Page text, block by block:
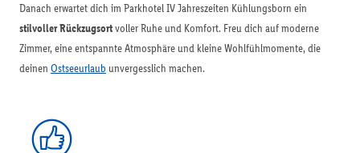
Danach erwartet dich im Parkhotel IV Jahreszeiten Kühlungsborn ein
stilvoller Rückzugsortvoller Ruhe und Komfort. Freu dich auf moderne
Zimmer, eine entspannte Atmosphäre und kleine Wohlfühlmomente, die
deinen Ostseeurlaub unvergesslich machen.